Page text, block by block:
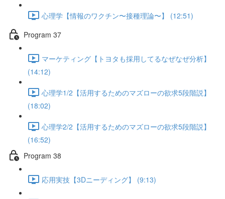
心理学【情報のワクチン〜接種理論〜】 (12:51)
Program 37
マーケティング【トヨタも採用してるなぜなぜ分析】
(14:12)
心理学1/2【活用するためのマズローの欲求5段階説】
(18:02)
心理学2/2【活用するためのマズローの欲求5段階説】
(16:52)
Program 38
応用実技【3Dニーディング】 (9:13)